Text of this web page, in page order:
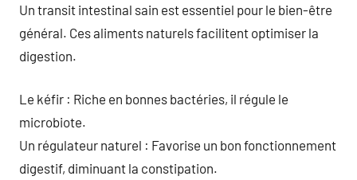
Un transit intestinal sain est essentiel pour le bien-être
général. Ces aliments naturels facilitent optimiser la
digestion.
Le kéfir : Riche en bonnes bactéries, il régule le
microbiote.
Un régulateur naturel : Favorise un bon fonctionnement
digestif, diminuant la constipation.